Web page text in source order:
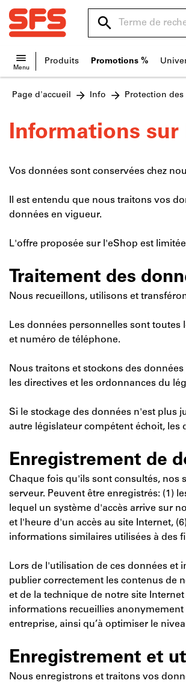
Home
Rechercher
Terme
recherche,
d’article,
EAN/GTIN,
SFS
navigation
Menu
Produits Promotions %
Page d'accueil Info Protection des
Informations sur
Vos données sont conservées chez
Il est entendu que nous traitons vos
données en vigueur.
L'offre proposée sur l'eShop est
Traitement des
Nous recueillons, utilisons et
Les données personnelles sont
et numéro de téléphone.
Nous traitons et stockons des
les directives et les ordonnances du
Si le stockage des données n'est plus
autre législateur compétent échoit,
Enregistrement de
Chaque fois qu'ils sont consultés, nos
serveur. Peuvent être enregistrés: (1)
lequel un système d'accès arrive sur
et l'heure d'un accès au site Internet,
informations similaires utilisées à des
Lors de l'utilisation de ces données et
publier correctement les contenus de
et de la technique de notre site
informations recueillies anonymement
entreprise, ainsi qu’à optimiser le
Enregistrement et
Nous enregistrons et traitons vos